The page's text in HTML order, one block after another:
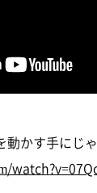
かす手にじゃ